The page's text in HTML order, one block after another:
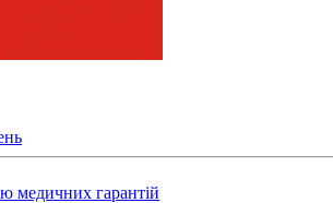
медичних гарантій